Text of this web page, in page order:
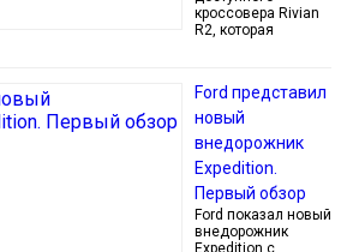
кроссовера Rivian
R2, которая
Ford представил
новый
внедорожник
Expedition.
Первый обзор
Ford показал новый
внедорожник
Expedition с